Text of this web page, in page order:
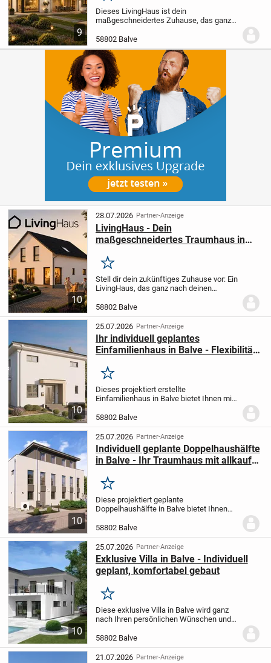
9
Dieses LivingHaus ist dein
maßgeschneidertes Zuhause, das ganz
Vorstellungen projektiert wird. Das Haus
beeindruckt mit einer klaren Anlehnung an
den Bauhausstil und bietet...
58802 Balve
10
28.07.2026 Partner-Anzeige
LivingHaus - Dein
maßgeschneidertes Traumhaus in
Merken
Stell dir dein zukünftiges Zuhause vor: Ein
LivingHaus, das ganz nach deinen
wird. Dieses elegante Einfamilienhaus in
Altena mit 5 Zimmern bietet dir auf 143...
58802 Balve
10
25.07.2026 Partner-Anzeige
Ihr individuell geplantes
Einfamilienhaus in Balve - Flexibilität
Merken
Dieses projektiert erstellte
Einfamilienhaus in Balve bietet Ihnen mit
Platz für Ihre Familie. Auf einem
großzügigen Grundstück von 742 m²
planen wir gemeinsam...
58802 Balve
10
25.07.2026 Partner-Anzeige
Individuell geplante Doppelhaushälfte
in Balve - Ihr Traumhaus mit allkauf
Merken
Diese projektiert geplante
Doppelhaushälfte in Balve bietet Ihnen
Wohnfläche ein komfortables Zuhause
für die ganze Familie. Das 703 m² große
Grundstück schafft...
58802 Balve
10
25.07.2026 Partner-Anzeige
Exklusive Villa in Balve - Individuell
geplant, komfortabel gebaut
Merken
Diese exklusive Villa in Balve wird ganz
nach Ihren persönlichen Wünschen und
einer großzügigen Wohnfläche von 250
m² auf einem 702 m² großen
Grundstück...
58802 Balve
21.07.2026 Partner-Anzeige